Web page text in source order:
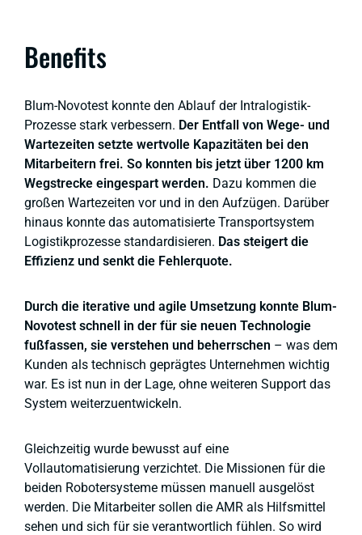
Benefits
Blum-Novotest konnte den Ablauf der Intralogistik-
Prozesse stark verbessern. Der Entfall von Wege- und
Wartezeiten setzte wertvolle Kapazitäten bei den
Mitarbeitern frei. So konnten bis jetzt über 1200 km
Wegstrecke eingespart werden. Dazu kommen die
großen Wartezeiten vor und in den Aufzügen. Darüber
hinaus konnte das automatisierte Transportsystem
Logistikprozesse standardisieren. Das steigert die
Effizienz und senkt die Fehlerquote.
Durch die iterative und agile Umsetzung konnte Blum-
Novotest schnell in der für sie neuen Technologie
fußfassen, sie verstehen und beherrschen – was dem
Kunden als technisch geprägtes Unternehmen wichtig
war. Es ist nun in der Lage, ohne weiteren Support das
System weiterzuentwickeln.
Gleichzeitig wurde bewusst auf eine
Vollautomatisierung verzichtet. Die Missionen für die
beiden Robotersysteme müssen manuell ausgelöst
werden. Die Mitarbeiter sollen die AMR als Hilfsmittel
sehen und sich für sie verantwortlich fühlen. So wird